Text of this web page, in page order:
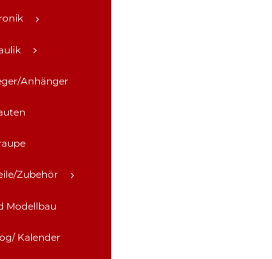
Anhänger
Zubehör
Modellbau
Kalender